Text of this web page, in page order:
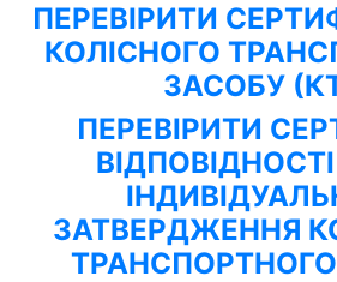
ПЕРЕВІРИТИ
КОЛІСНОГО
ЗАСОБУ
ПЕРЕВІРИТИ
ЗАТВЕРДЖЕННЯ